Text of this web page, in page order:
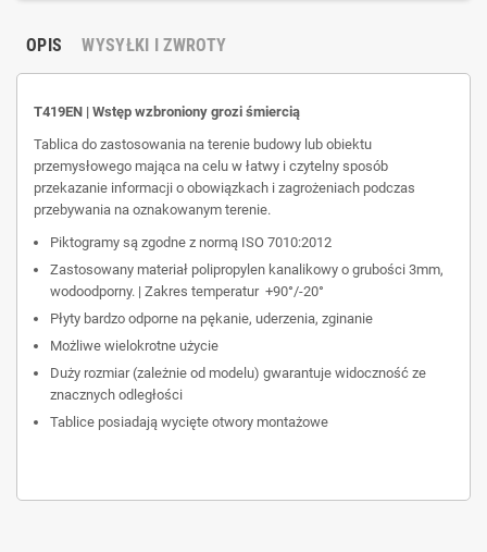
OPIS WYSYŁKI I ZWROTY
T419EN | Wstęp wzbroniony grozi śmiercią
Tablica do zastosowania na terenie budowy lub obiektu
przemysłowego mająca na celu w łatwy i czytelny sposób
przekazanie informacji o obowiązkach i zagrożeniach podczas
przebywania na oznakowanym terenie.
Piktogramy są zgodne z normą ISO 7010:2012
Zastosowany materiał polipropylen kanalikowy o grubości 3mm,
wodoodporny. | Zakres temperatur +90°/-20°
Płyty bardzo odporne na pękanie, uderzenia, zginanie
Możliwe wielokrotne użycie
Duży rozmiar (zależnie od modelu) gwarantuje widoczność ze
znacznych odległości
Tablice posiadają wycięte otwory montażowe